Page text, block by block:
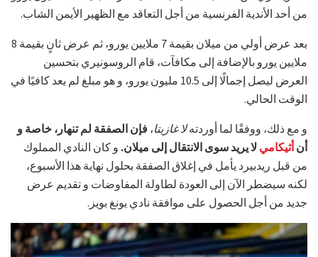
من أحد الأندية الفرنسية من أجل التعاقد مع الظهير الأيمن الشاب.
بعد عرض أولي من ميلان بقيمة 7 ملايين يورو، ثم عرض ثانٍ بقيمة 8
ملايين يورو بالإضافة إلى مكافآت، قام الروسونيري بتحسين
العرض ليصل إجمالًا إلى 10.5 مليون يورو، و هو مبلغ لم يعد كافيًا في
الوقت الحالي.
و مع ذلك، ووفقًا لما أوردتهلا غازيتا، فإن الصفقة لم تنهار، خاصة و
أنأثيكامي لا يريد سوى الانتقال إلى ميلان. و كان النادي المملوك
من قبل ريدبيرد يأمل في إغلاق الصفقة بحلول نهاية هذا الأسبوع،
لكنه سيضطر الآن إلى العودة لطاولة المفاوضات و تقديم عرض
جديد من أجل الحصول على موافقة نادي يونغ بويز.